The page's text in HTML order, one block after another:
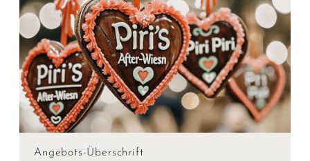
Angebots-Überschrift